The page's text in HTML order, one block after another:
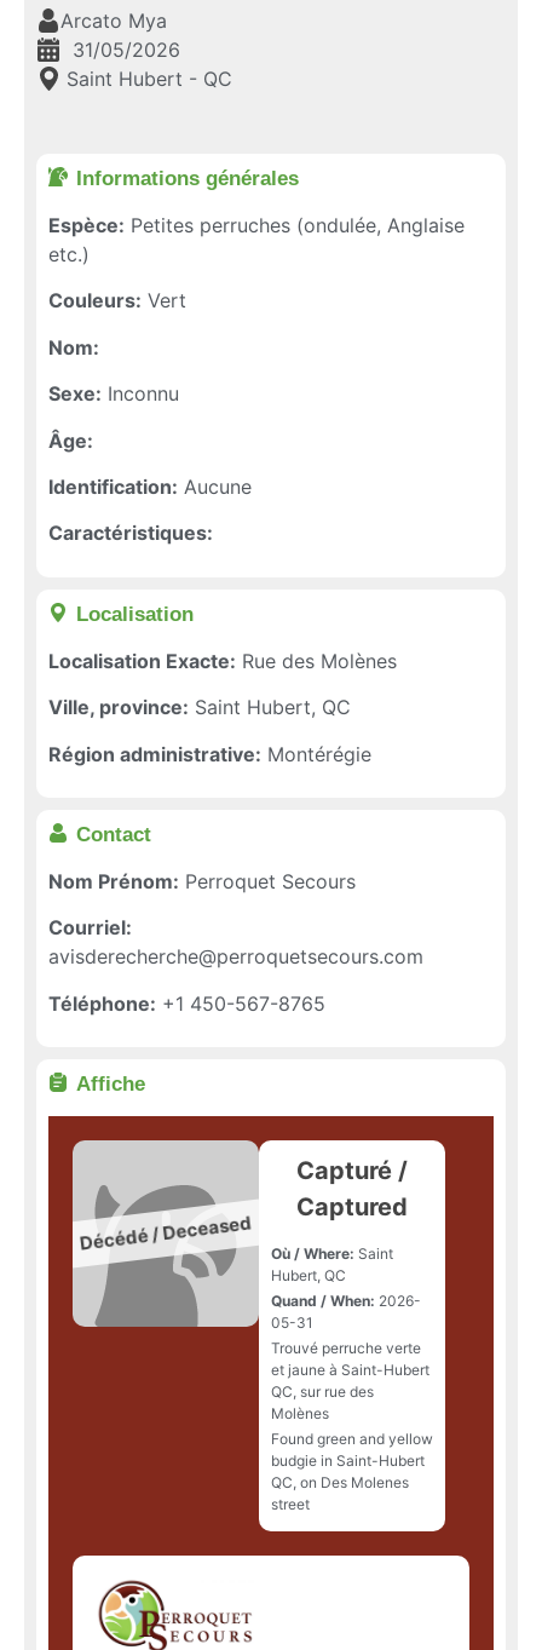
Arcato Mya
31/05/2026
Saint Hubert - QC
Informations générales​
Espèce: Petites perruches (ondulée, Anglaise
etc.)
Couleurs: Vert
Nom:
Sexe: Inconnu
Âge:
Identification: Aucune
Caractéristiques:
Localisation​
Localisation Exacte: Rue des Molènes
Ville, province: Saint Hubert, QC
Région administrative: Montérégie
Contact
Nom Prénom: Perroquet Secours
Courriel:
avisderecherche@perroquetsecours.com
Téléphone: +1 450-567-8765
Affiche
Capturé /
Captured
Où / Where: Saint
Hubert, QC
Quand / When: 2026-
05-31
Trouvé perruche verte
et jaune à Saint-Hubert
QC, sur rue des
Molènes
Found green and yellow
budgie in Saint-Hubert
QC, on Des Molenes
street